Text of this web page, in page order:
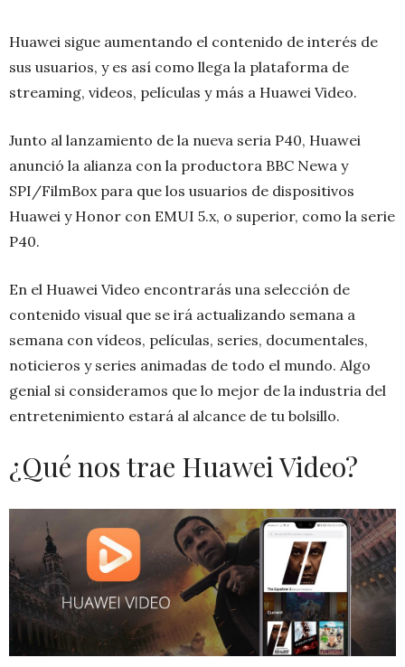
Huawei sigue aumentando el contenido de interés de
sus usuarios, y es así como llega la plataforma de
streaming, videos, películas y más a Huawei Video.
Junto al lanzamiento de la nueva seria P40, Huawei
anunció la alianza con la productora BBC Newa y
SPI/FilmBox para que los usuarios de dispositivos
Huawei y Honor con EMUI 5.x, o superior, como la serie
P40.
En el Huawei Video encontrarás una selección de
contenido visual que se irá actualizando semana a
semana con vídeos, películas, series, documentales,
noticieros y series animadas de todo el mundo. Algo
genial si consideramos que lo mejor de la industria del
entretenimiento estará al alcance de tu bolsillo.
¿Qué nos trae Huawei Video?